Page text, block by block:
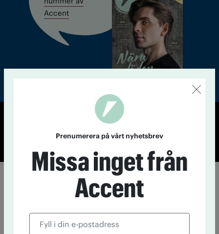
Accent
© Tidningen Accent 2026
Cookiepolicy
Personuppgiftspolicy
Prenumerera på vårt nyhetsbrev
Missa inget från
Accent